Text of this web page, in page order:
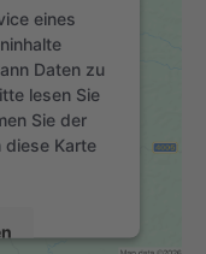
eines
Daten zu
lesen Sie
Sie der
diese Karte